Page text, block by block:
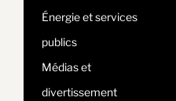
Énergie et services
publics
Médias et
divertissement